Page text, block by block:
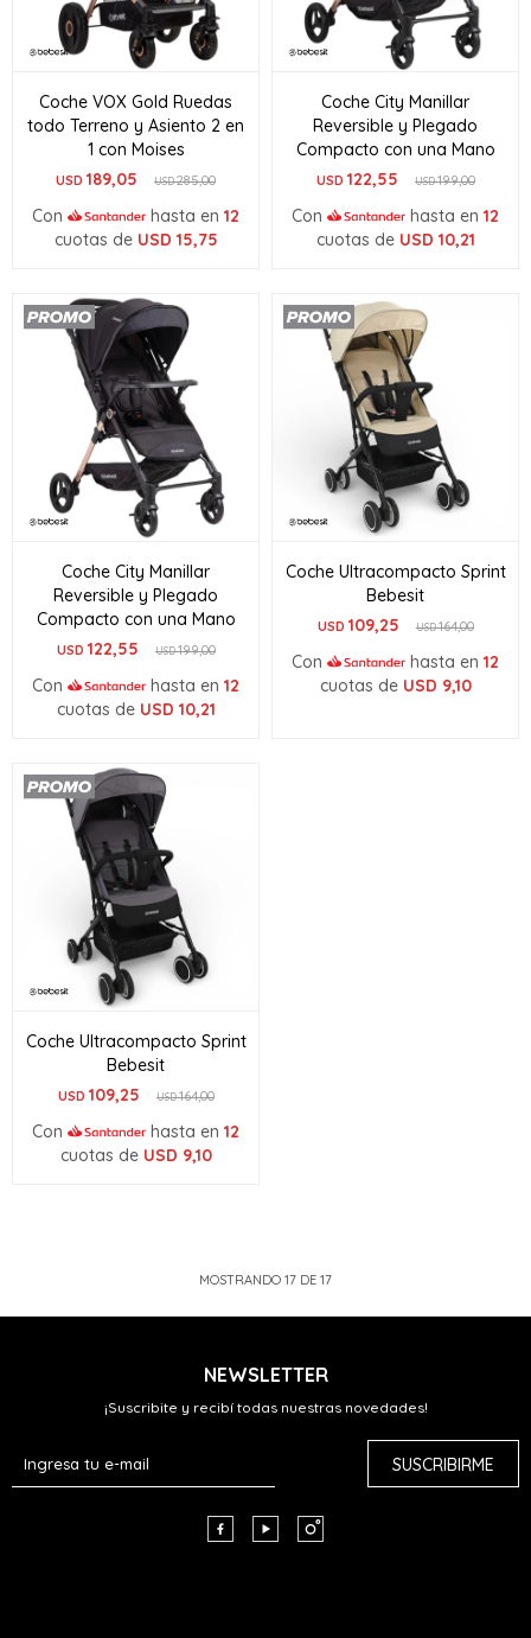
Coche VOX Gold Ruedas
todo Terreno y Asiento 2 en
1 con Moises
USD 189,05 USD285,00
Con hasta en 12
cuotas de USD 15,75
Coche City Manillar
Reversible y Plegado
Compacto con una Mano
USD 122,55 USD199,00
Con hasta en 12
cuotas de USD 10,21
Coche City Manillar
Reversible y Plegado
Compacto con una Mano
USD 122,55 USD199,00
Con hasta en 12
cuotas de USD 10,21
Coche Ultracompacto Sprint
Bebesit
USD 109,25 USD164,00
Con hasta en 12
cuotas de USD 9,10
Coche Ultracompacto Sprint
Bebesit
USD 109,25 USD164,00
Con hasta en 12
cuotas de USD 9,10
MOSTRANDO 17 DE 17
NEWSLETTER
¡Suscribite y recibí todas nuestras novedades!
SUSCRIBIRME
  